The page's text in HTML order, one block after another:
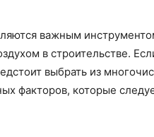
важным
в строительстве.
выбрать из
факторов, которые